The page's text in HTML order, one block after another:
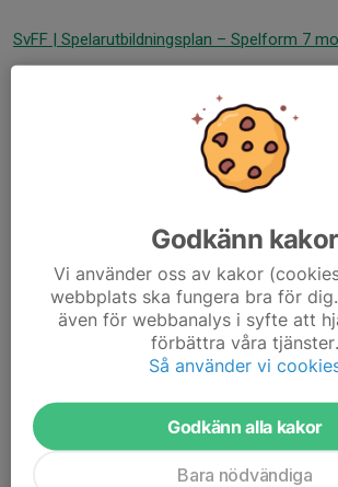
SvFF | Spelarutbildningsplan – Spelform 7
SvFF | Spelarutbildningsplan – Spelform 11
SvFF:s Spelarutbildningsplan
SvFF | Spelarutbildningsplan - Overview
Dispenser 2026
Klicka på länken för info om
Dispenser 2025
Godkänn kakor
Vi använder oss av kakor
webbplats ska fungera bra för
även för webbanalys i syfte att
förbättra våra tjänster.
Så använder vi
Godkänn alla kakor
Bara nödvändiga